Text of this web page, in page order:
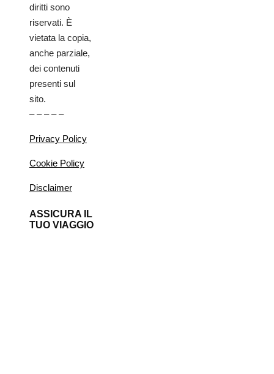
diritti sono
riservati. È
vietata la copia,
anche parziale,
dei contenuti
presenti sul
sito.
– – – – –
Privacy Policy
Cookie Policy
Disclaimer
ASSICURA IL
TUO VIAGGIO